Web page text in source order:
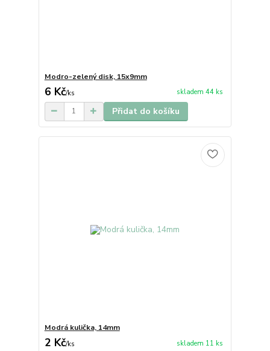
Modro-zelený disk, 15x9mm
6 Kč/ks skladem 44 ks
Přidat do košíku
Modrá kulička, 14mm
2 Kč/ks skladem 11 ks